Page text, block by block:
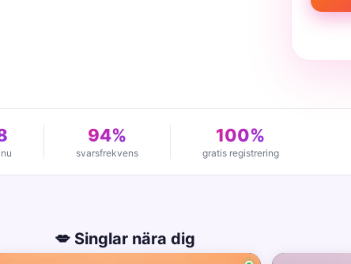
94%
svarsfrekvens
100%
gratis registrering
💋 Singlar nära dig